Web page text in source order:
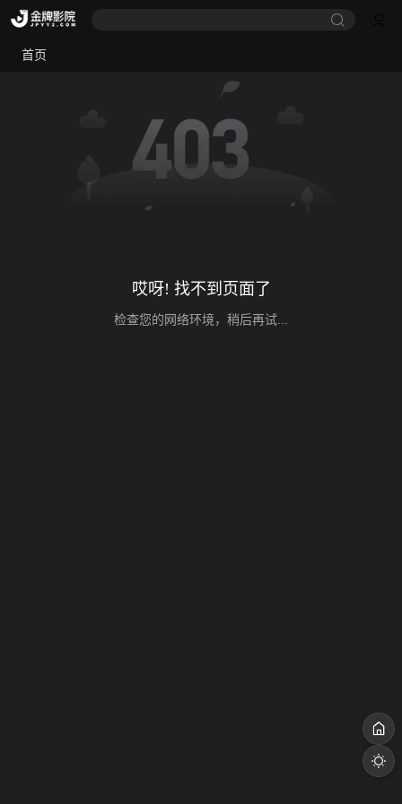
首页
哎呀! 找不到页面了
检查您的网络环境，稍后再试...